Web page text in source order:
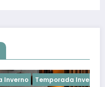
Temporada Inverno